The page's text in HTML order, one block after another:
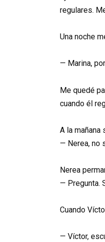
regulares.
Una noche
— Marina,
Me quedé
cuando él
A la mañana
— Nerea, no
Nerea
— Pregunta.
Cuando
— Víctor,